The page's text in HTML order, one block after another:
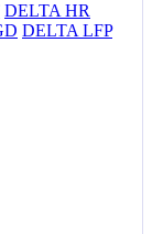
DELTA HR
DELTA LFP